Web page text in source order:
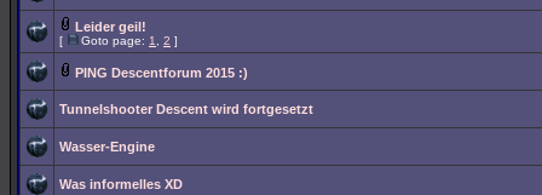
Leider geil!
[ Goto page: 1 2 ]
PING Descentforum 2015 :)
Tunnelshooter Descent wird fortgesetzt
Wasser-Engine
Was informelles XD